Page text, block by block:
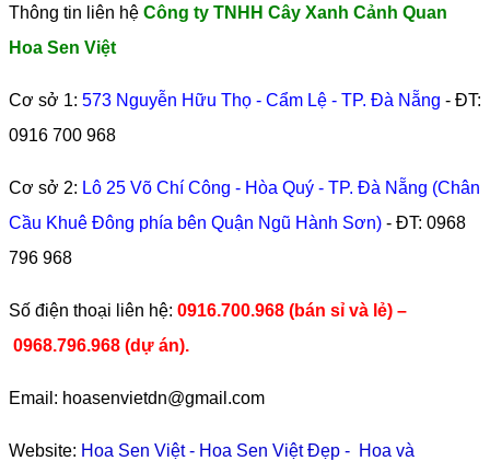
Thông tin liên hệ Công ty TNHH Cây Xanh Cảnh Quan
Hoa Sen Việt
Cơ sở 1: 573 Nguyễn Hữu Thọ - Cẩm Lệ - TP. Đà Nẵng - ĐT:
0916 700 968
Cơ sở 2: Lô 25 Võ Chí Công - Hòa Quý - TP. Đà Nẵng (Chân
Cầu Khuê Đông phía bên Quận Ngũ Hành Sơn) - ĐT: 0968
796 968
​Số điện thoại liên hệ: 0916.700.968 (bán sỉ và lẻ) –
0968.796.968 (dự án).
Email: hoasenvietdn@gmail.com
Website: Hoa Sen Việt- Hoa Sen Việt Đẹp - Hoa và